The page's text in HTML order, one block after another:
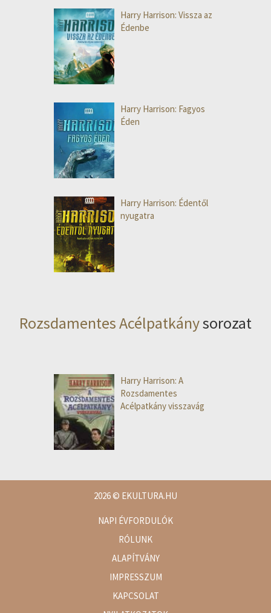
Harry Harrison: Vissza az
Édenbe
Harry Harrison: Fagyos
Éden
Harry Harrison: Édentől
nyugatra
Rozsdamentes Acélpatkánysorozat
Harry Harrison: A
Rozsdamentes
Acélpatkány visszavág
2026© EKULTURA.HU
NAPI ÉVFORDULÓK
RÓLUNK
ALAPÍTVÁNY
IMPRESSZUM
KAPCSOLAT